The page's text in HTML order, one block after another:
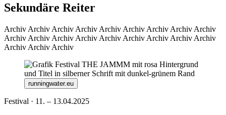
Sekundäre Reiter
Archiv Archiv Archiv Archiv Archiv Archiv Archiv Archiv Archiv
Archiv Archiv Archiv Archiv Archiv Archiv Archiv Archiv Archiv
Archiv Archiv Archiv
runningwater.eu
Festival · 11. – 13.04.2025